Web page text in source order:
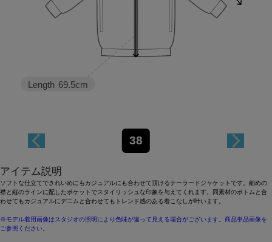
Length 69.5cm
38
アイテム説明
ソフトな仕立てできれいめにもカジュアルにも合わせて頂けるテーラードジャケットです。細めの
襟と縦のラインに配したポケットでスタイリッシュな印象を与えてくれます。同素材のボトムと合
わせてもカジュアルにデニムと合わせてもトレンド感のある着こなしが叶います。
※モデル着用画像はスタジオの照明により色味が違って見える場合がございます。商品単品画像を
ご参照ください。